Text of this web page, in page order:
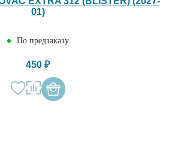
01)
По предзаказу
450 ₽